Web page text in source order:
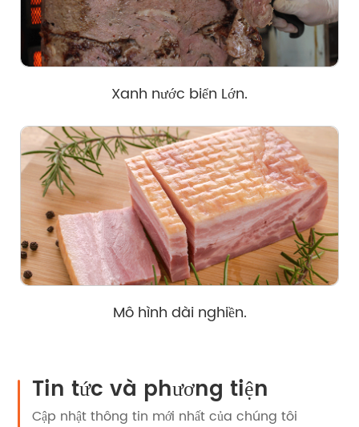
Xanh nước biển Lớn.
Mô hình dài nghiền.
Tin tức và phương tiện
Cập nhật thông tin mới nhất của chúng tôi